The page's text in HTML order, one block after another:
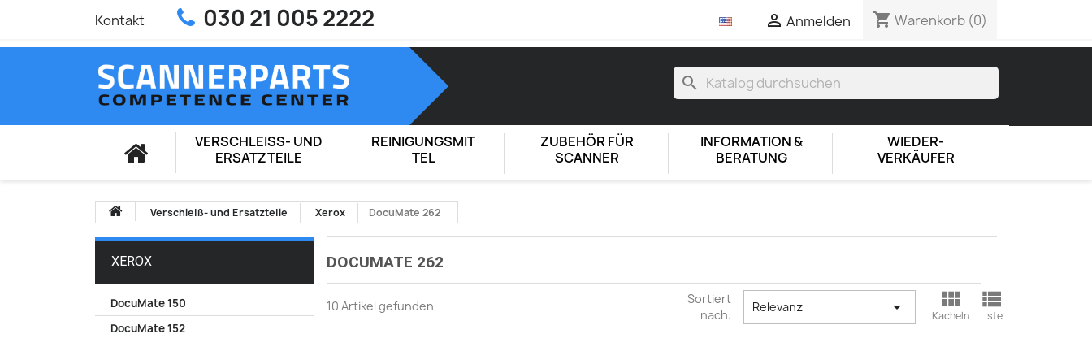
Kontakt 030 21 005 2222  Anmelden shopping_cart Warenkorb (0)
search
VERSCHLEISS- UND E
RSATZTEILE
REINIGUNGSMIT
TEL
ZUBEHÖR FÜR
SCANNER
INFORMATION &
BERATUNG
WIEDER-
VERKÄUFER
Verschleiß- und Ersatzteile Xerox DocuMate 262
XEROX
DocuMate 150
DocuMate 152
DOCUMATE 262
10 Artikel gefunden
Sortiert
nach:
Relevanz  
Kacheln

Liste